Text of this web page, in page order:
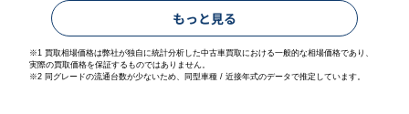
もっと見る
※1 買取相場価格は弊社が独自に統計分析した中古車買取における一般的な相場価格であり、
実際の買取価格を保証するものではありません。
※2 同グレードの流通台数が少ないため、同型車種 / 近接年式のデータで推定しています。